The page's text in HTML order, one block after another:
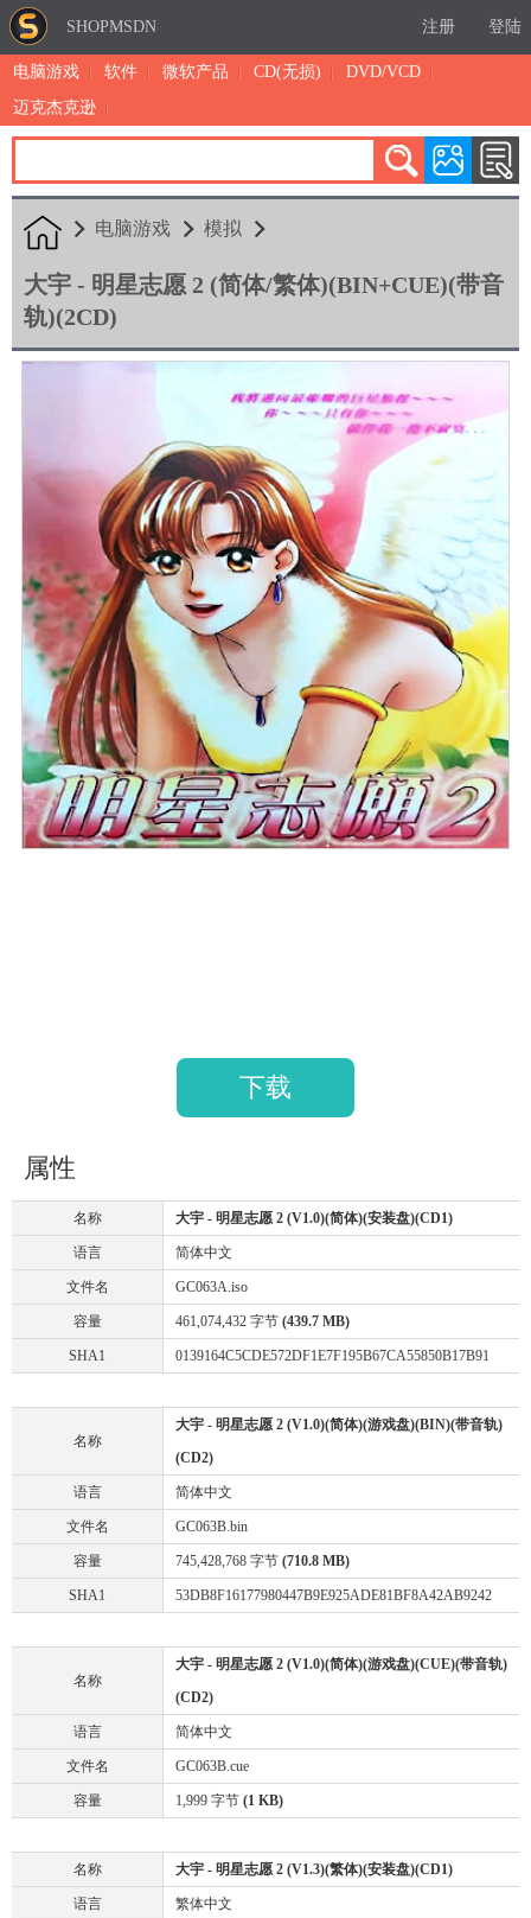
SHOPMSDN 注册 登陆
电脑游戏 软件 微软产品 CD(无损)
DVD/VCD
迈克杰克逊
累计注册：4886
电脑游戏 模拟
大宇 - 明星志愿 2 (简体/繁体)(BIN+CUE)(带音
轨)(2CD)
下载
属性
名称 大宇 - 明星志愿 2 (V1.0)(简体)(安装盘)(CD1)
语言 简体中文
文件名 GC063A.iso
容量 461,074,432 字节 (439.7 MB)
SHA1 0139164C5CDE572DF1E7F195B67CA55850B17B91
名称
大宇 - 明星志愿 2 (V1.0)(简体)(游戏盘)(BIN)(带音轨)
(CD2)
语言 简体中文
文件名 GC063B.bin
容量 745,428,768 字节 (710.8 MB)
SHA1 53DB8F16177980447B9E925ADE81BF8A42AB9242
名称
大宇 - 明星志愿 2 (V1.0)(简体)(游戏盘)(CUE)(带音轨)
(CD2)
语言 简体中文
文件名 GC063B.cue
容量 1,999 字节 (1 KB)
名称 大宇 - 明星志愿 2 (V1.3)(繁体)(安装盘)(CD1)
语言 繁体中文